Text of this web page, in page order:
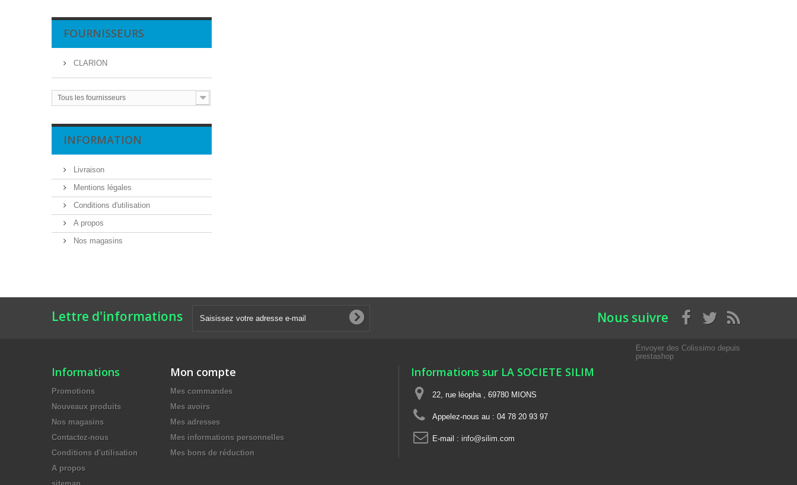
FOURNISSEURS
CLARION
Tous les fournisseurs
INFORMATION
Livraison
Mentions légales
Conditions d'utilisation
A propos
Nos magasins
Lettre d'informations Nous suivre
Informations
Promotions
Nouveaux produits
Nos magasins
Contactez-nous
Conditions d'utilisation
A propos
Mon compte
Mes commandes
Mes avoirs
Mes adresses
Mes informations personnelles
Mes bons de réduction
Informations sur LA SOCIETE SILIM
22, rue léopha , 69780 MIONS
Appelez-nous au : 04 78 20 93 97
E-mail : info@silim.com
Envoyer des Colissimo depuis
prestashop